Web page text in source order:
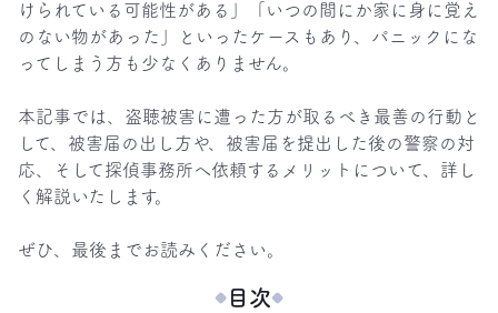
けられている可能性がある」「いつの間にか家に身に覚え
のない物があった」といったケースもあり、パニックにな
ってしまう方も少なくありません。
本記事では、盗聴被害に遭った方が取るべき最善の行動と
して、被害届の出し方や、被害届を提出した後の警察の対
応、そして探偵事務所へ依頼するメリットについて、詳し
く解説いたします。
ぜひ、最後までお読みください。
目次